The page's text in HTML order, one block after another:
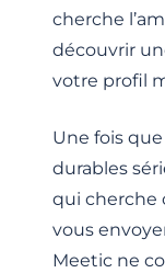
cherche
découvrir
votre profil
Une fois
durables
qui cherche
vous
Meetic ne